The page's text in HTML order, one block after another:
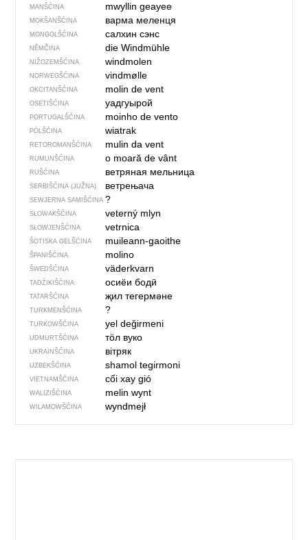
MANŠĆINA mwyllin geayee
MOKŠANŠĆINA варма меленця
MONGOLŠĆINA салхин сэнс
NĚMČINA die Windmühle
NIŽOZEMŠĆINA windmolen
NORWEGŠĆINA vindmølle
OKCITANŠĆINA molin de vent
OSETIŠĆINA уадгуырой
PORTUGALŠĆINA moinho de vento
PÓLŠĆINA wiatrak
RETOROMANŠĆINA mulin da vent
RUMUNŠĆINA o moară de vânt
RUŠĆINA ветряная мельница
SERBIŠĆINA (JUŽNA) ветрењача
SEWJERNA SAMIŠĆINA?
SŁOWAKŠĆINA veterný mlyn
SŁOWJENŠĆINA vetrnica
ŠOTISKA GELŠĆINA muileann-gaoithe
ŠPANIŠĆINA molino
ŠWEDŠĆINA väderkvarn
TADŹIKIŠĆINA осиёи бодӣ
TATARŠĆINA җил тегермәне
TURKMENŠĆINA ?
TURKOWŠĆINA yel değirmeni
UDMURTŠĆINA тӧл вуко
UKRAINŠĆINA вітряк
UZBEKŠĆINA shamol tegirmoni
VIETNAMŠĆINA cối xay gió
WALIZIŠĆINA melin wynt
WILAMOWŠĆINA wyndmejł